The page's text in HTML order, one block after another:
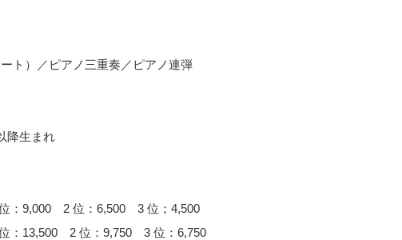
ト）／ピアノ三重奏／ピアノ連弾
降生まれ
：9,000 2 位：6,500 3 位；4,500
：13,500 2 位：9,750 3 位：6,750